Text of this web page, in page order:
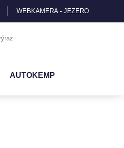
WEBKAMERA - JEZERO
AUTOKEMP